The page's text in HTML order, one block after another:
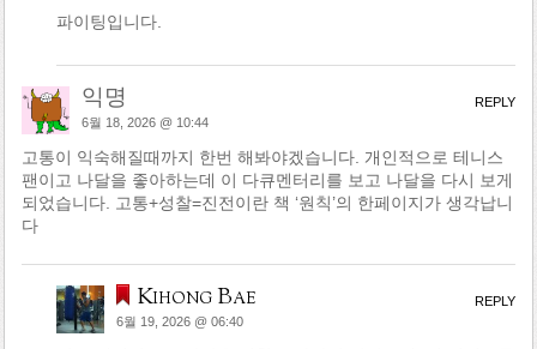
파이팅입니다.
익명
6월 18, 2026 @ 10:44
고통이 익숙해질때까지 한번 해봐야겠습니다. 개인적으로 테니스
팬이고 나달을 좋아하는데 이 다큐멘터리를 보고 나달을 다시 보게
되었습니다. 고통+성찰=진전이란 책 ‘원칙’의 한페이지가 생각납니
다
REPLY
Kihong Bae
6월 19, 2026 @ 06:40
REPLY